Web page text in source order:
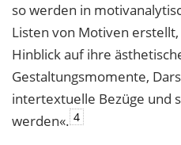
so werden in
Listen von Motiven
Hinblick auf ihre
Gestaltungsmomente,
intertextuelle Bezüge und
werden«. 4